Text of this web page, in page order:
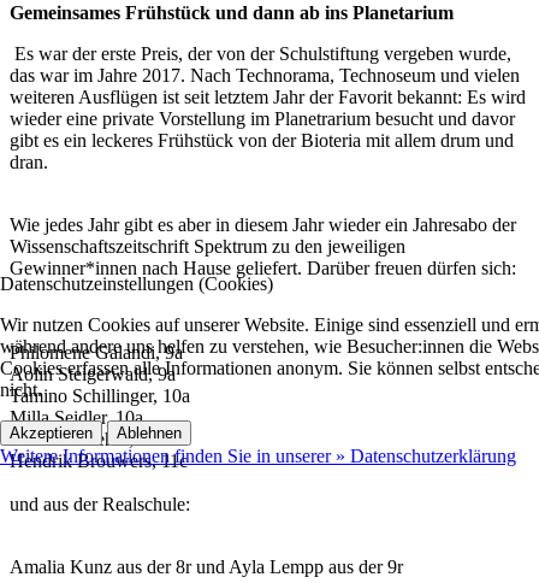
Gemeinsames Frühstück und dann ab ins Planetarium
Es war der erste Preis, der von der Schulstiftung vergeben wurde,
das war im Jahre 2017. Nach Technorama, Technoseum und vielen
weiteren Ausflügen ist seit letztem Jahr der Favorit bekannt: Es wird
wieder eine private Vorstellung im Planetrarium besucht und davor
gibt es ein leckeres Frühstück von der Bioteria mit allem drum und
dran.
Wie jedes Jahr gibt es aber in diesem Jahr wieder ein Jahresabo der
Wissenschaftszeitschrift Spektrum zu den jeweiligen
Gewinner*innen nach Hause geliefert. Darüber freuen dürfen sich:
Philomene Galandi, 9a
Aolin Steigerwald, 9a
Tamino Schillinger, 10a
Milla Seidler, 10a
Jonathan Oehm, 11b
Hendrik Brouwers, 11c
und aus der Realschule:
Amalia Kunz aus der 8r und Ayla Lempp aus der 9r
Datenschutzeinstellungen (Cookies)
Wir nutzen Cookies auf unserer Website. Einige sind essenziell und
während andere uns helfen zu verstehen, wie Besucher:innen die
Cookies erfassen alle Informationen anonym. Sie können selbst
nicht.
Akzeptieren Ablehnen
Weitere Informationen finden Sie in unserer » Datenschutzerklärung